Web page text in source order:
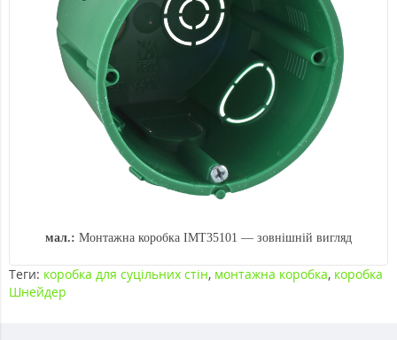
мал.: Монтажна коробка IMT35101 — зовнішній вигляд
Теги: коробка для суцільних стін, монтажна коробка, коробка
Шнейдер